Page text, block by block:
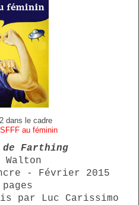
dans le cadre
SFFF au féminin
Farthing
Walton
- Février 2015
par Luc Carissimo